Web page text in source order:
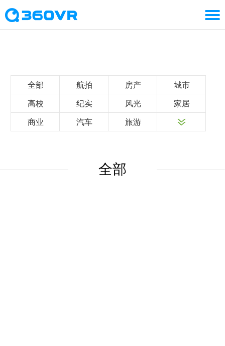
全部 航拍 房产 城市
高校 纪实 风光 家居
商业 汽车 旅游
全部